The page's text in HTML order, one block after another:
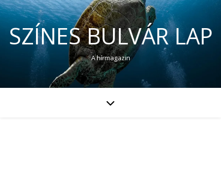
SZÍNES BULVÁR LAP
A hírmagazin